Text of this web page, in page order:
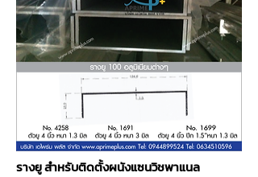
รางยู สำหรับติดตั้งผนังแซนวิชพาแนล